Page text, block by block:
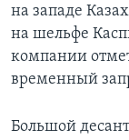
на западе
на шельфе
компании
временный
Большой